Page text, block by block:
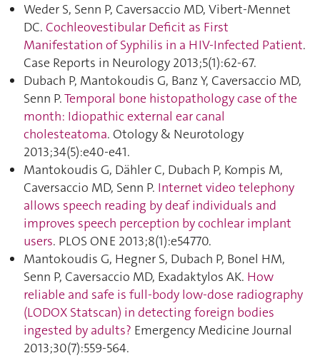
Weder S, Senn P, Caversaccio MD, Vibert-Mennet
DC. Cochleovestibular Deficit as First
Manifestation of Syphilis in a HIV-Infected Patient.
Case Reports in Neurology 2013;5(1):62‑67.
Dubach P, Mantokoudis G, Banz Y, Caversaccio MD,
Senn P.Temporal bone histopathology case of the
month: Idiopathic external ear canal
cholesteatoma. Otology & Neurotology
2013;34(5):e40‑e41.
Mantokoudis G, Dähler C, Dubach P, Kompis M,
Caversaccio MD, Senn P. Internet video telephony
allows speech reading by deaf individuals and
improves speech perception by cochlear implant
users. PLOS ONE 2013;8(1):e54770.
Mantokoudis G, Hegner S, Dubach P, Bonel HM,
Senn P, Caversaccio MD, Exadaktylos AK. How
reliable and safe is full-body low-dose radiography
(LODOX Statscan) in detecting foreign bodies
ingested by adults? Emergency Medicine Journal
2013;30(7):559‑564.